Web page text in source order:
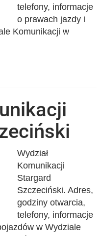
telefony, informacje
o prawach jazdy i
Komunikacji w
Wydział
Komunikacji
Stargard
Szczeciński. Adres,
godziny otwarcia,
telefony, informacje
w Wydziale